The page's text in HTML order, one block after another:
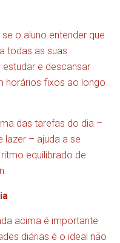
o aluno entender que
todas as suas
estudar e descansar
horários fixos ao longo
das tarefas do dia –
– ajuda a se
equilibrado de
acima é importante
diárias é o ideal não